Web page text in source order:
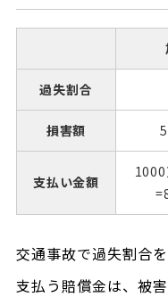
過失割合
損害額
支払い金額
交通事故で過失割合
支払う賠償金は、被